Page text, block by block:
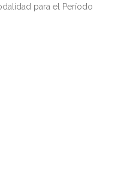
para el Período